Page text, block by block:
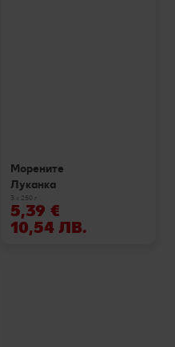
Морените
Луканка
3 х 250 г
5,39 €
10,54 ЛВ.